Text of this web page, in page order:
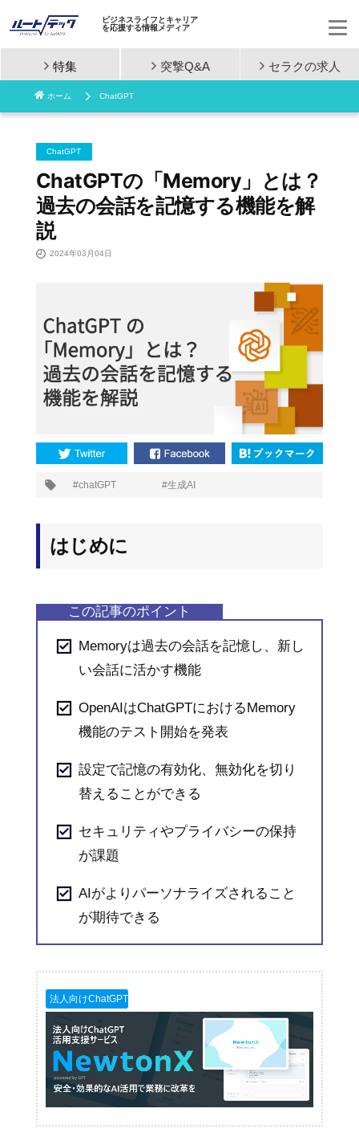
コ
ン
ビジネスライフとキャリア
を応援する情報メディア
特集 突撃Q&A セラクの求人
ホーム ChatGPT
ChatGPT
ChatGPTの「Memory」とは？
過去の会話を記憶する機能を解
説
2024年03月04日
chatGPT 生成AI
はじめに
Memoryは過去の会話を記憶し、新し
い会話に活かす機能
OpenAIはChatGPTにおけるMemory
機能のテスト開始を発表
設定で記憶の有効化、無効化を切り
替えることができる
セキュリティやプライバシーの保持
が課題
AIがよりパーソナライズされること
が期待できる
法人向けChatGPT